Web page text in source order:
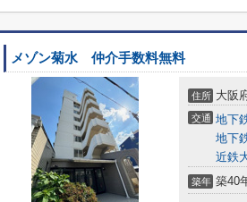
メゾン菊水 仲介手数料無料
住所 大阪
交通 地下
地下
近鉄
築年 築40